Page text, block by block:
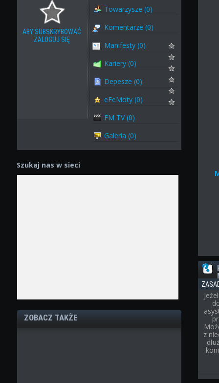
ABY SUBSKRYBOWAĆ
ZALOGUJ SIĘ
Towarzysze (0)
Komentarze (0)
Manifesty (0)
Kariery (0)
Depesze (0)
eFeMoty (0)
FM TV (0)
Galeria (0)
Szukaj nas w sieci
ZOBACZ TAKŻE
z